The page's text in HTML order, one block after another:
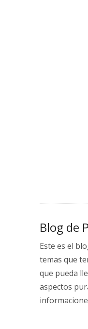
Blog de
Este es el
temas que
que pueda
aspectos